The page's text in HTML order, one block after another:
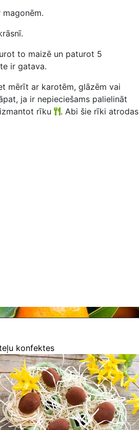
to maizē un paturot 5
ir gatava.
mērīt ar karotēm, glāzēm vai
ja ir nepieciešams palielināt
rīku
. Abi šie rīki atrodas
konfektes